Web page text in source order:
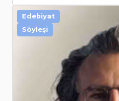
Edebiyat
Söyleşi